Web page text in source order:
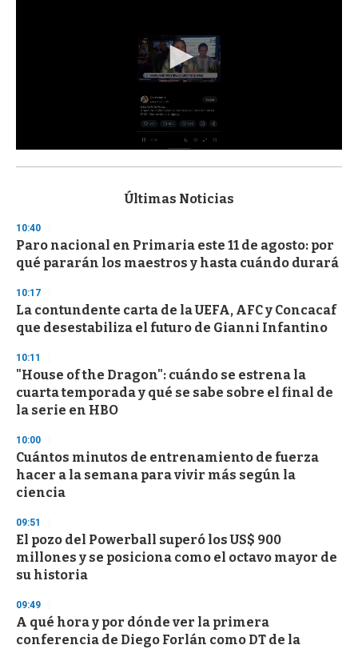
s
d
s
o
f
3
s
c
n
d
Últimas Noticias
10:40
Paro nacional en Primaria este 11 de agosto: por
qué pararán los maestros y hasta cuándo durará
10:17
La contundente carta de la UEFA, AFC y Concacaf
que desestabiliza el futuro de Gianni Infantino
10:11
"House of the Dragon": cuándo se estrena la
cuarta temporada y qué se sabe sobre el final de
la serie en HBO
10:00
Cuántos minutos de entrenamiento de fuerza
hacer a la semana para vivir más según la
ciencia
09:51
El pozo del Powerball superó los US$ 900
millones y se posiciona como el octavo mayor de
su historia
09:49
A qué hora y por dónde ver la primera
conferencia de Diego Forlán como DT de la